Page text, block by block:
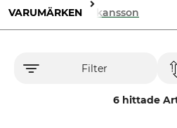
VARUMÄRKEN Håkansson
Filter
6 hittade